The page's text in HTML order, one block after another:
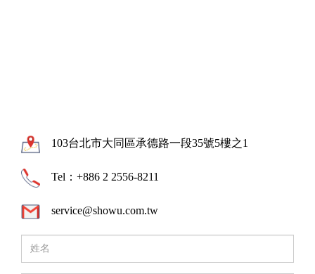
103台北市大同區承德路一段35號5樓之1
Tel：+886 2 2556-8211
service@showu.com.tw